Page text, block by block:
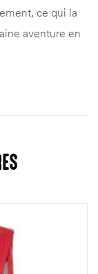
ce qui la
aventure en